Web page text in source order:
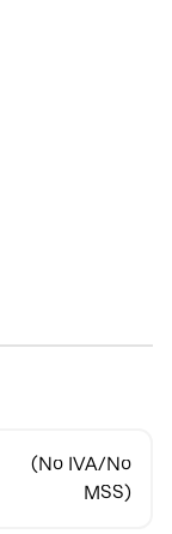
(No IVA/No
MSS)